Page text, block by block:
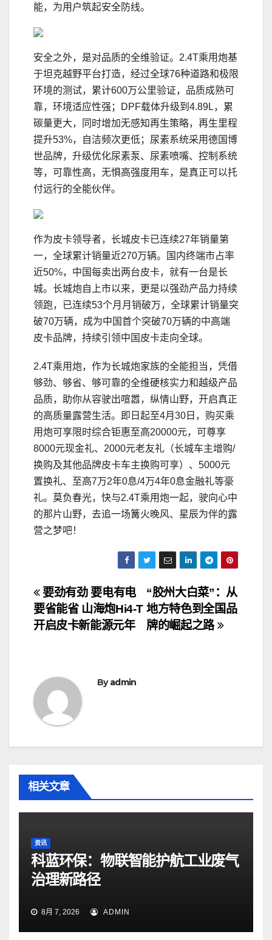
能，为用户筑起安全防线。
安全之外，是对品质的全维验证。2.4T乘用炮基
于坦克越野平台打造，经过全球76种道路和极限
环境的测试，累计600万公里验证，品质成熟可
靠，环境适应性强；DPF载体升级到4.89L，累
碳量更大，同时增加无感知再生策略，再生里程
提升53%，自洁频次更低；尿素系统采用德国博
世品牌，升级优化尿素泵、尿素喷嘴、控制系统
等，可靠性高，无惧高强度用车，是真正可以托
付远行的全能伙伴。
作为皮卡领导者，长城皮卡已连续27年销量第
一，全球累计销量近270万辆。国内终端市占率
近50%，中国每卖出两台皮卡，就有一台是长
城。长城炮自上市以来，更是以强劲产品力持续
领跑，已连续53个月月销破万，全球累计销量突
破70万辆，成为中国首个突破70万辆的中高端
皮卡品牌，持续引领中国皮卡走向全球。
2.4T乘用炮，作为长城炮家族的全能担当，凭借
够劲、够省、够可靠的全维硬核实力和越级产品
品质，助你从容驶出喧嚣，纵情山野，开启真正
的高质量露营生活。即日起至4月30日，购买乘
用炮可享限时综合钜惠至高20000元，可尊享
8000元现金礼、2000元老友礼（长城车主增购/
换购及其他品牌皮卡车主换购可享）、5000元
置换礼、至高7万2年0息/4万4年0息金融礼等豪
礼。莫负春光，快与2.4T乘用炮一起，驶向心中
的那片山野，去追一场篝火晚风、星辰为伴的露
营之梦吧！
文
章
航
“胶州大白菜”：从
地方特色到全国品
牌的崛起之路
要劲有劲 要电有电
要省能省 山海炮Hi4-T
开启皮卡新能源元年
Byadmin
相关文章
资讯
科蓝环保：物联智能护航工业废气
治理新路径
8月 7, 2026 ADMIN